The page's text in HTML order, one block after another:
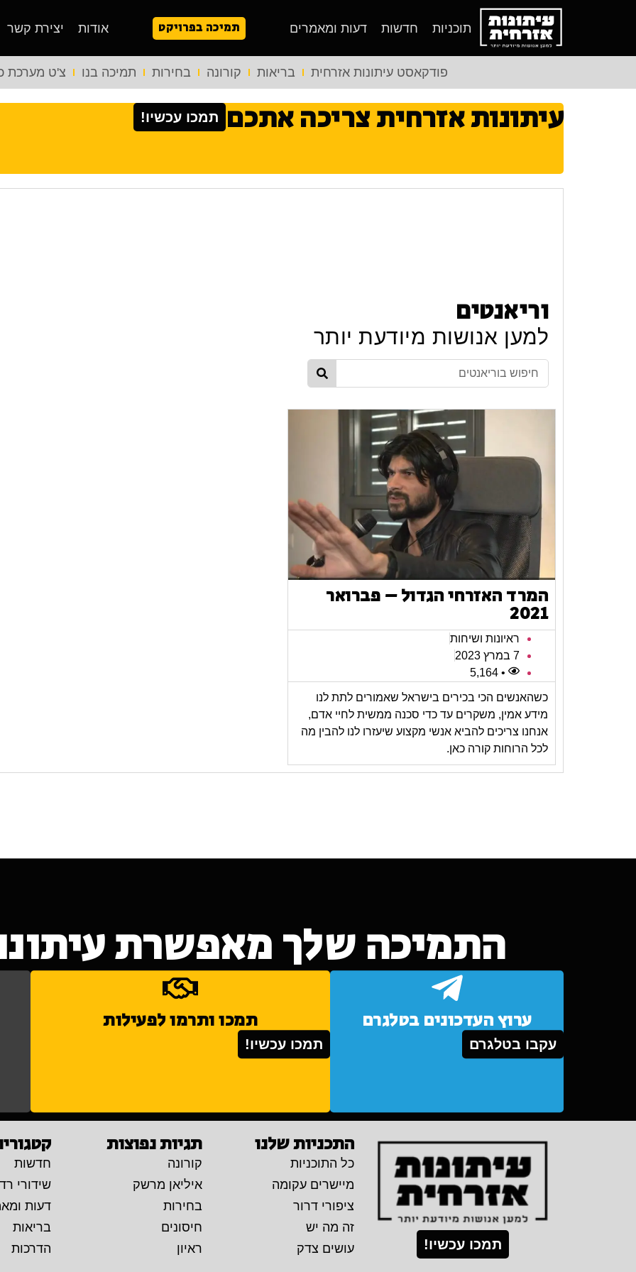
תוכניות חדשות דעות ומאמרים תמיכה בפרויקט אודות יצירת קשר
פודקאסט עיתונות אזרחית בריאות קורונה בחירות תמיכה בנו צ'ט מערכת
עיתונות אזרחית צריכה אתכם תמכו עכשיו!
וריאנטים
למען אנושות מיודעת יותר
המרד האזרחי הגדול – פברואר
2021
ראיונות ושיחות
7 במרץ 2023
• 5,164
כשהאנשים הכי בכירים בישראל שאמורים לתת לנו
מידע אמין, משקרים עד כדי סכנה ממשית לחיי אדם,
אנחנו צריכים להביא אנשי מקצוע שיעזרו לנו להבין מה
לכל הרוחות קורה כאן.
התמיכה שלך מאפשרת
ערוץ העדכונים בטלגרם
עקבו בטלגרם
תמכו ותרמו לפעילות
תמכו עכשיו!
תמכו עכשיו!
התכניות שלנו
כל התוכניות
מיישרים עקומה
ציפורי דרור
זה מה יש
עושים צדק
תגיות נפוצות
קורונה
איליאן מרשק
בחירות
חיסונים
ראיון
חדשות
שידורי
דעות
בריאות
הדרכות